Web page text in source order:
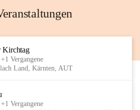
Kirchtag
+1 Vergangene
Land, Kärnten, AUT
+1 Vergangene